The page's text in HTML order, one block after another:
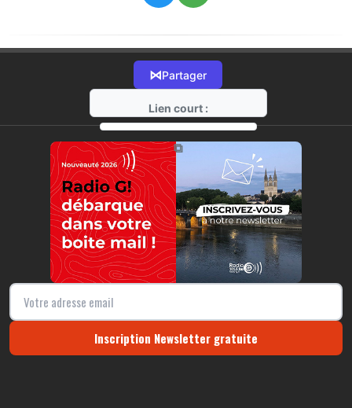
⋈Partager
Lien court :
https://radio-g.fr?22105
⧉
Inscription Newsletter gratuite